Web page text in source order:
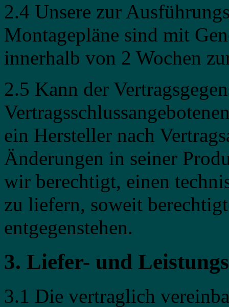
2.4 Unsere zur
Montagepläne sind mit
innerhalb von 2 Wochen
2.5 Kann der
ein Hersteller nach
Änderungen in seiner
wir berechtigt, einen
zu liefern, soweit
entgegenstehen.
3. Liefer- und
3.1 Die vertraglich